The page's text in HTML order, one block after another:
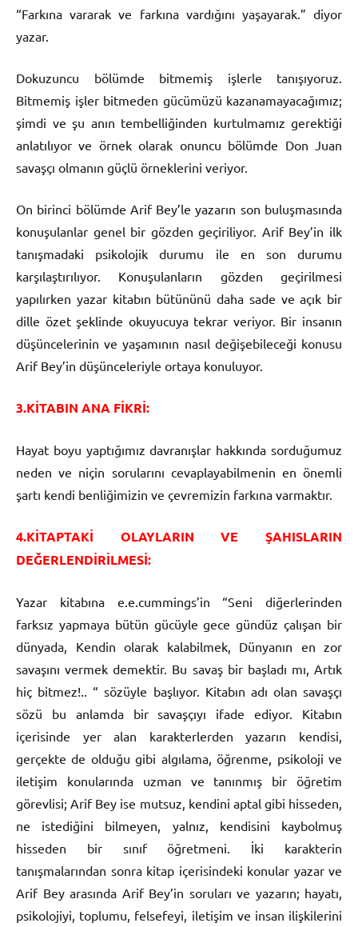
“Farkına vararak ve farkına vardığını yaşayarak.” diyor
yazar.
Dokuzuncu bölümde bitmemiş işlerle tanışıyoruz.
Bitmemiş işler bitmeden gücümüzü kazanamayacağımız;
şimdi ve şu anın tembelliğinden kurtulmamız gerektiği
anlatılıyor ve örnek olarak onuncu bölümde Don Juan
savaşçı olmanın güçlü örneklerini veriyor.
On birinci bölümde Arif Bey’le yazarın son buluşmasında
konuşulanlar genel bir gözden geçiriliyor. Arif Bey’in ilk
tanışmadaki psikolojik durumu ile en son durumu
karşılaştırılıyor. Konuşulanların gözden geçirilmesi
yapılırken yazar kitabın bütününü daha sade ve açık bir
dille özet şeklinde okuyucuya tekrar veriyor. Bir insanın
düşüncelerinin ve yaşamının nasıl değişebileceği konusu
Arif Bey’in düşünceleriyle ortaya konuluyor.
3.KİTABIN ANA FİKRİ:
Hayat boyu yaptığımız davranışlar hakkında sorduğumuz
neden ve niçin sorularını cevaplayabilmenin en önemli
şartı kendi benliğimizin ve çevremizin farkına varmaktır.
4.KİTAPTAKİ OLAYLARIN VE ŞAHISLARIN
DEĞERLENDİRİLMESİ:
Yazar kitabına e.e.cummings’in “Seni diğerlerinden
farksız yapmaya bütün gücüyle gece gündüz çalışan bir
dünyada, Kendin olarak kalabilmek, Dünyanın en zor
savaşını vermek demektir. Bu savaş bir başladı mı, Artık
hiç bitmez!.. “ sözüyle başlıyor. Kitabın adı olan savaşçı
sözü bu anlamda bir savaşçıyı ifade ediyor. Kitabın
içerisinde yer alan karakterlerden yazarın kendisi,
gerçekte de olduğu gibi algılama, öğrenme, psikoloji ve
iletişim konularında uzman ve tanınmış bir öğretim
görevlisi; Arif Bey ise mutsuz, kendini aptal gibi hisseden,
ne istediğini bilmeyen, yalnız, kendisini kaybolmuş
hisseden bir sınıf öğretmeni. İki karakterin
tanışmalarından sonra kitap içerisindeki konular yazar ve
Arif Bey arasında Arif Bey’in soruları ve yazarın; hayatı,
psikolojiyi, toplumu, felsefeyi, iletişim ve insan ilişkilerini